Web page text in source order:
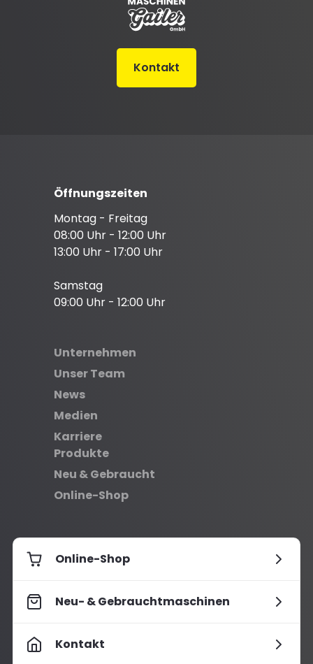
Kontakt
Öffnungszeiten
Montag - Freitag
08:00 Uhr - 12:00 Uhr
13:00 Uhr - 17:00 Uhr
Samstag
09:00 Uhr - 12:00 Uhr
Unternehmen
Unser Team
News
Medien
Karriere
Produkte
Neu & Gebraucht
Online-Shop
Online-Shop
Neu- & Gebrauchtmaschinen
Kontakt